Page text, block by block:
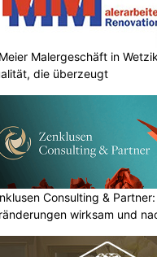
Malergeschäft in
die überzeugt
Consulting & Partner:
wirksam und